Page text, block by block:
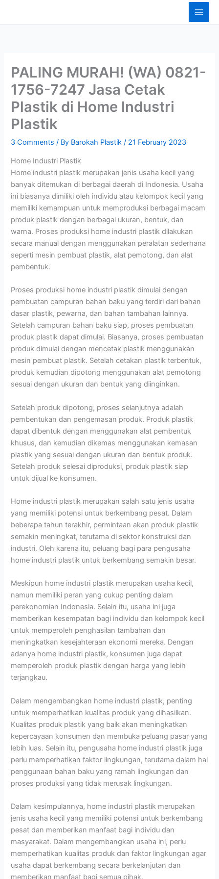
PALING MURAH! (WA) 0821-
1756-7247 Jasa Cetak
Plastik di Home Industri
Plastik
3 Comments / By Barokah Plastik/ 21 February 2023
Home Industri Plastik
Home industri plastik merupakan jenis usaha kecil yang
banyak ditemukan di berbagai daerah di Indonesia. Usaha
ini biasanya dimiliki oleh individu atau kelompok kecil yang
memiliki kemampuan untuk memproduksi berbagai macam
produk plastik dengan berbagai ukuran, bentuk, dan
warna. Proses produksi home industri plastik dilakukan
secara manual dengan menggunakan peralatan sederhana
seperti mesin pembuat plastik, alat pemotong, dan alat
pembentuk.
Proses produksi home industri plastik dimulai dengan
pembuatan campuran bahan baku yang terdiri dari bahan
dasar plastik, pewarna, dan bahan tambahan lainnya.
Setelah campuran bahan baku siap, proses pembuatan
produk plastik dapat dimulai. Biasanya, proses pembuatan
produk dimulai dengan mencetak plastik menggunakan
mesin pembuat plastik. Setelah cetakan plastik terbentuk,
produk kemudian dipotong menggunakan alat pemotong
sesuai dengan ukuran dan bentuk yang diinginkan.
Setelah produk dipotong, proses selanjutnya adalah
pembentukan dan pengemasan produk. Produk plastik
dapat dibentuk dengan menggunakan alat pembentuk
khusus, dan kemudian dikemas menggunakan kemasan
plastik yang sesuai dengan ukuran dan bentuk produk.
Setelah produk selesai diproduksi, produk plastik siap
untuk dijual ke konsumen.
Home industri plastik merupakan salah satu jenis usaha
yang memiliki potensi untuk berkembang pesat. Dalam
beberapa tahun terakhir, permintaan akan produk plastik
semakin meningkat, terutama di sektor konstruksi dan
industri. Oleh karena itu, peluang bagi para pengusaha
home industri plastik untuk berkembang semakin besar.
Meskipun home industri plastik merupakan usaha kecil,
namun memiliki peran yang cukup penting dalam
perekonomian Indonesia. Selain itu, usaha ini juga
memberikan kesempatan bagi individu dan kelompok kecil
untuk memperoleh penghasilan tambahan dan
meningkatkan kesejahteraan ekonomi mereka. Dengan
adanya home industri plastik, konsumen juga dapat
memperoleh produk plastik dengan harga yang lebih
terjangkau.
Dalam mengembangkan home industri plastik, penting
untuk memperhatikan kualitas produk yang dihasilkan.
Kualitas produk plastik yang baik akan meningkatkan
kepercayaan konsumen dan membuka peluang pasar yang
lebih luas. Selain itu, pengusaha home industri plastik juga
perlu memperhatikan faktor lingkungan, terutama dalam hal
penggunaan bahan baku yang ramah lingkungan dan
proses produksi yang tidak merusak lingkungan.
Dalam kesimpulannya, home industri plastik merupakan
jenis usaha kecil yang memiliki potensi untuk berkembang
pesat dan memberikan manfaat bagi individu dan
masyarakat. Dalam mengembangkan usaha ini, perlu
memperhatikan kualitas produk dan faktor lingkungan agar
usaha dapat berkembang secara berkelanjutan dan
memberikan manfaat bagi semua pihak.